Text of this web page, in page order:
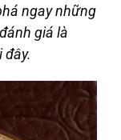
ngay những
giá là